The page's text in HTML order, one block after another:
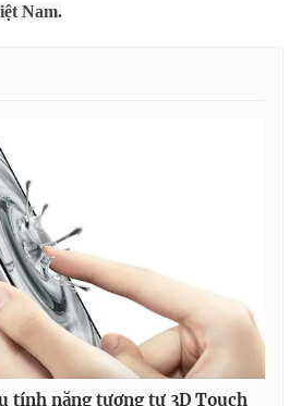
Shorts video
Tấm lòng Việt
Vươn mình bằng AI
VTV8
English
Nam.
tính năng tương tự 3D Touch